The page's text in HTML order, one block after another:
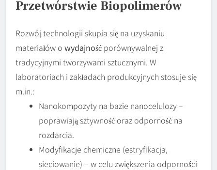
Przetwórstwie Biopolimerów
Rozwój technologii skupia się na uzyskaniu
materiałów o wydajność porównywalnej z
tradycyjnymi tworzywami sztucznymi. W
laboratoriach i zakładach produkcyjnych stosuje się
m.in.:
Nanokompozyty na bazie nanocelulozy –
poprawiają sztywność oraz odporność na
rozdarcia.
Modyfikacje chemiczne (estryfikacja,
sieciowanie) – w celu zwiększenia odporności